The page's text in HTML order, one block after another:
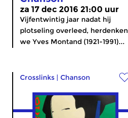
za 17 dec 2016 21:00 uur
Vijfentwintig jaar nadat hij
plotseling overleed, herdenken
we Yves Montand (1921-1991)...
Crosslinks | Chanson